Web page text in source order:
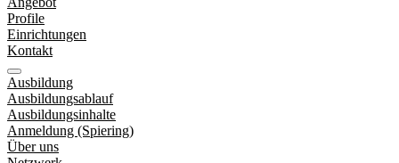
Profile
Einrichtungen
Kontakt
Ausbildung
Ausbildungsablauf
Ausbildungsinhalte
Anmeldung (Spiering)
Über uns